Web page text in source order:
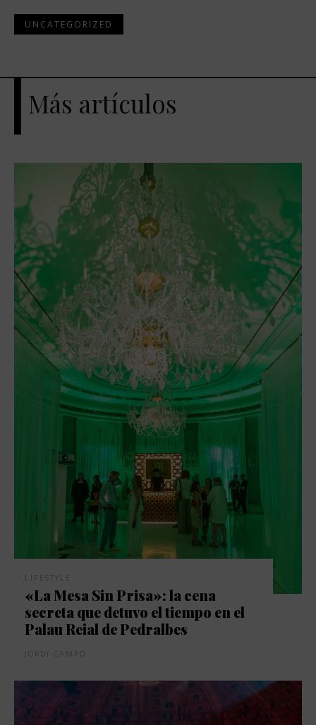
UNCATEGORIZED
Más artículos
LIFESTYLE
«La Mesa Sin Prisa»: la cena
secreta que detuvo el tiempo en el
Palau Reial de Pedralbes
JORDI CAMPO